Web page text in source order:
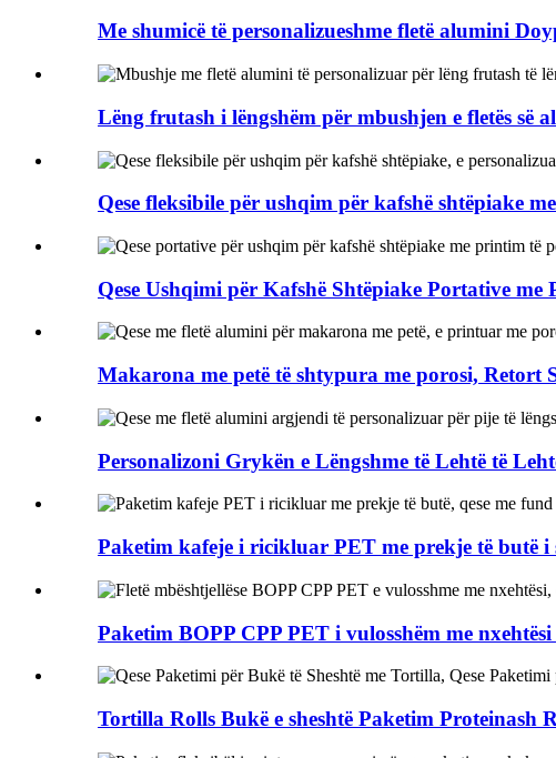
Me shumicë të personalizueshme fletë alumini
Lëng frutash i lëngshëm për mbushjen e fletës së
Qese fleksibile për ushqim për kafshë shtëpiake
Qese Ushqimi për Kafshë Shtëpiake Portative
Makarona me petë të shtypura me porosi, Retort
Personalizoni Grykën e Lëngshme të Lehtë të
Paketim kafeje i ricikluar PET me prekje të butë i
Paketim BOPP CPP PET i vulosshëm me
Tortilla Rolls Bukë e sheshtë Paketim Proteinash